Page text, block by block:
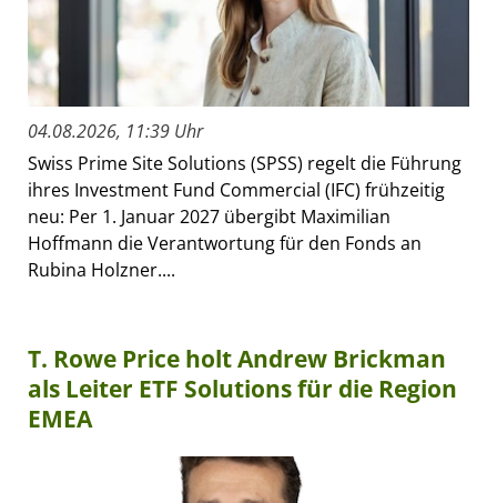
04.08.2026, 11:39 Uhr
Swiss Prime Site Solutions (SPSS) regelt die Führung
ihres Investment Fund Commercial (IFC) frühzeitig
neu: Per 1. Januar 2027 übergibt Maximilian
Hoffmann die Verantwortung für den Fonds an
Rubina Holzner....
T. Rowe Price holt Andrew Brickman
als Leiter ETF Solutions für die Region
EMEA